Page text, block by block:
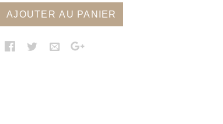
AJOUTER AU PANIER